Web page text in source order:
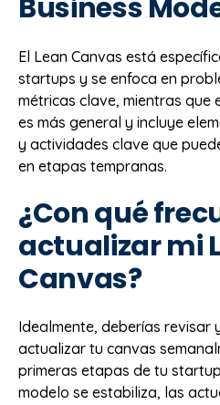
Business
El Lean Canvas está
startups y se enfoca en
métricas clave, mientras que
es más general y incluye
y actividades clave que
en etapas tempranas.
¿Con qué
actualizar mi
Canvas?
Idealmente, deberías revisar
actualizar tu canvas
primeras etapas de tu
modelo se estabiliza, las